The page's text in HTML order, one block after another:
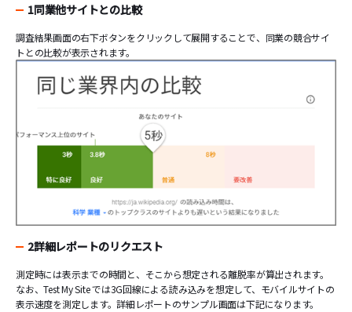
1同業他サイトとの比較
調査結果画面の右下ボタンをクリックして展開することで、同業の競合サイ
トとの比較が表示されます。
2詳細レポートのリクエスト
測定時には表示までの時間と、そこから想定される離脱率が算出されます。
なお、Test My Site では3G回線による読み込みを想定して、モバイルサイトの
表示速度を測定します。詳細レポートのサンプル画面は下記になります。